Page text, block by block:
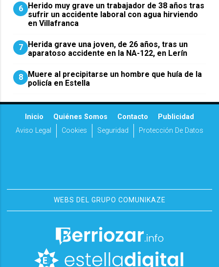
6 Herido muy grave un trabajador de 38 años tras
sufrir un accidente laboral con agua hirviendo
en Villafranca
7 Herida grave una joven, de 26 años, tras un
aparatoso accidente en la NA-122, en Lerín
8 Muere al precipitarse un hombre que huía de la
policía en Estella
Inicio Quiénes Somos Contacto
Publicidad
Aviso Legal
Cookies Seguridad Protección De Datos
WEBS DEL GRUPO COMUNIKAZE